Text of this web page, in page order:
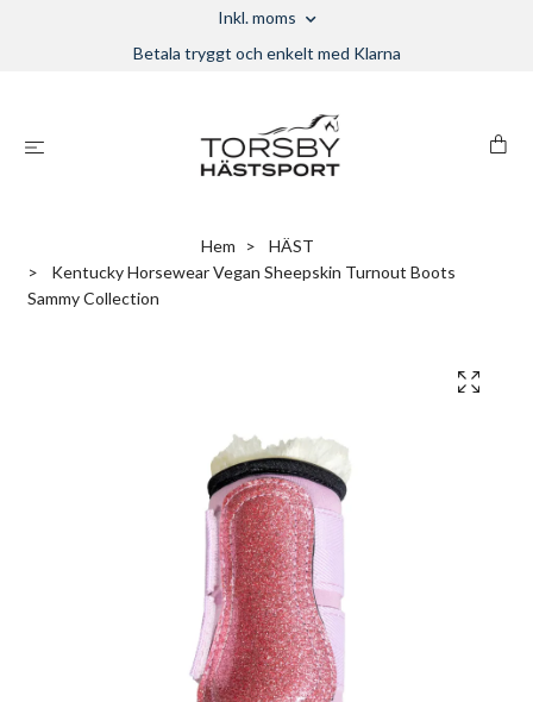
Inkl. moms
Betala tryggt och enkelt med Klarna
Hem
HÄST
Kentucky Horsewear Vegan Sheepskin Turnout Boots
Sammy Collection